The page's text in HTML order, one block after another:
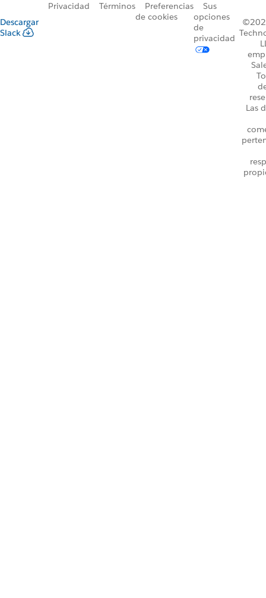
Descargar
Slack
Privacidad Términos
Preferencias
de cookies
Sus
opciones
de
privacidad
Las